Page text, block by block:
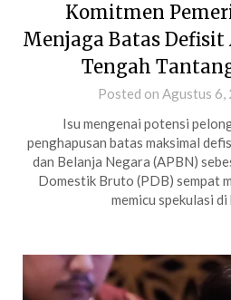
Komitmen
Menjaga Batas Defisit
Tengah
Posted on Agustus 6,
Isu mengenai potensi
penghapusan batas maksimal
dan Belanja Negara (APBN)
Domestik Bruto (PDB) sempat
memicu spekulasi